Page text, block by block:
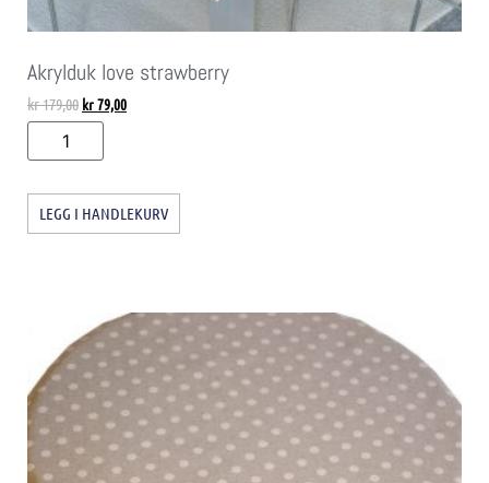
Akrylduk love strawberry
kr179,00 kr79,00
LEGG I HANDLEKURV